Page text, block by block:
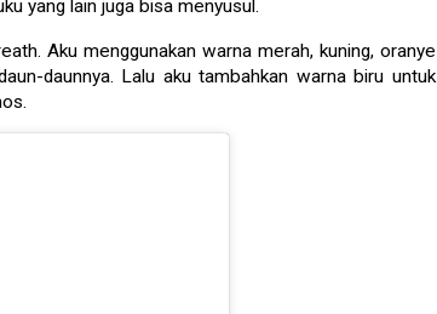
yang lain juga bisa menyusul.
Aku menggunakan warna merah, kuning, oranye
daunnya. Lalu aku tambahkan warna biru untuk